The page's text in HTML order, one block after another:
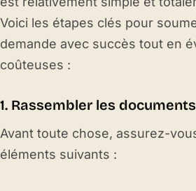
Voici les étapes clés pour
demande avec succès tout en
coûteuses :
1. Rassembler les documents
Avant toute chose, assurez-
éléments suivants :